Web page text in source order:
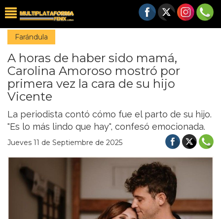
Farándula
A horas de haber sido mamá,
Carolina Amoroso mostró por
primera vez la cara de su hijo
Vicente
La periodista contó cómo fue el parto de su hijo.
"Es lo más lindo que hay", confesó emocionada.
Jueves 11 de Septiembre de 2025